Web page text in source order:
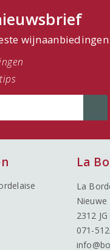
La
La
Nieuwe
2312
071-